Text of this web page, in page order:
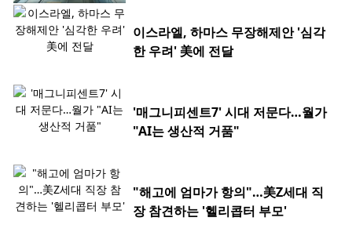
이스라엘, 하마스 무장해제안 '심각
한 우려' 美에 전달
'매그니피센트7' 시대 저문다…월가
"AI는 생산적 거품"
"해고에 엄마가 항의"…美Z세대 직
장 참견하는 '헬리콥터 부모'